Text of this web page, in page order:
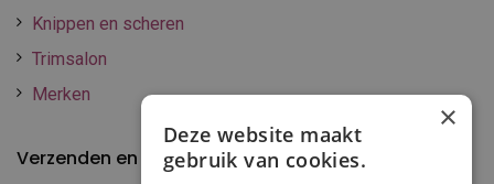
Knippen en scheren
Trimsalon
Merken
Verzenden en betalen
×
Deze website maakt
gebruik van cookies.